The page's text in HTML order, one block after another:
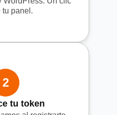
tu panel.
2
tu token